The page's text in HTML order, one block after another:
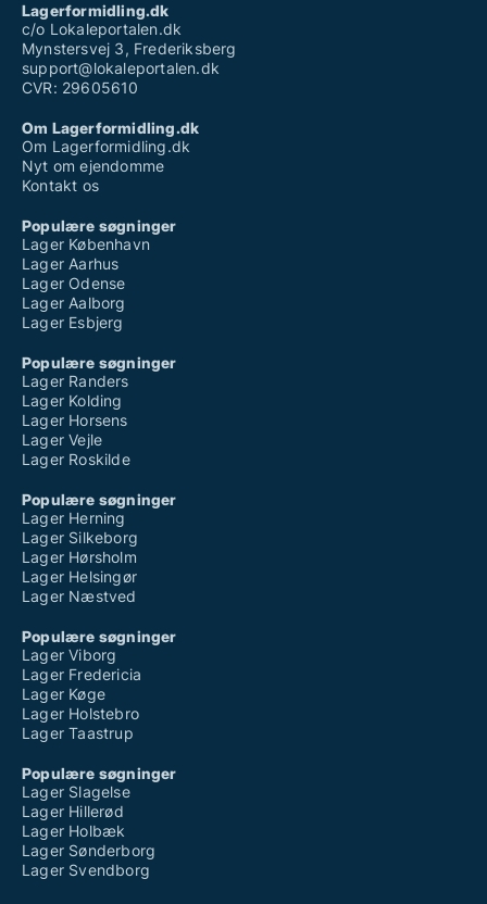
Lagerformidling.dk
c/o Lokaleportalen.dk
Mynstersvej 3, Frederiksberg
support@lokaleportalen.dk
CVR: 29605610
Om Lagerformidling.dk
Om Lagerformidling.dk
Nyt om ejendomme
Kontakt os
Populære søgninger
Lager København
Lager Aarhus
Lager Odense
Lager Aalborg
Lager Esbjerg
Populære søgninger
Lager Randers
Lager Kolding
Lager Horsens
Lager Vejle
Lager Roskilde
Populære søgninger
Lager Herning
Lager Silkeborg
Lager Hørsholm
Lager Helsingør
Lager Næstved
Populære søgninger
Lager Viborg
Lager Fredericia
Lager Køge
Lager Holstebro
Lager Taastrup
Populære søgninger
Lager Slagelse
Lager Hillerød
Lager Holbæk
Lager Sønderborg
Lager Svendborg